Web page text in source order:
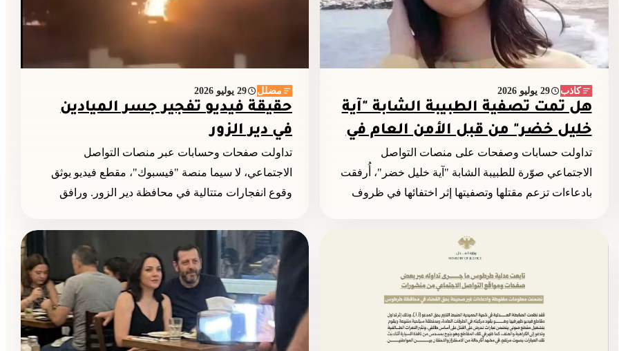
كاذب 29 يوليو 2026
هل تمت تصفية الطبيبة الشابة "آية
خليل خضر" من قبل الأمن العام في
طرطوس؟
تداولت حسابات وصفحات على منصات التواصل
الاجتماعي صوّرة للطبيبة الشابة "آية خليل خضر"، أُرفقت
بادعاءات تزعم مقتلها وتصفيتها إثر اختفائها في ظروف
مضلل 29 يوليو 2026
حقيقة فيديو تفجير جسر الميادين
في دير الزور
تداولت صفحات وحسابات عبر منصات التواصل
الاجتماعي، لا سيما منصة "فيسبوك"، مقطع فيديو يوثق
وقوع انفجارات متتالية في محافظة دير الزور. ورافق